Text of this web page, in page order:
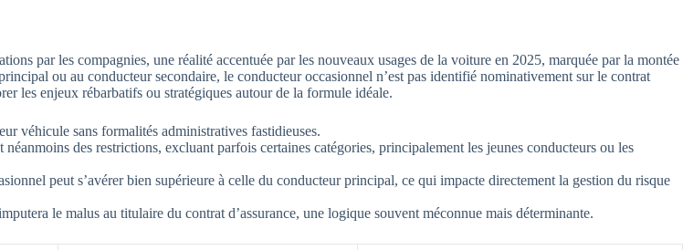
par les compagnies, une réalité accentuée par les nouveaux usages de la voiture en 2025, marquée par la montée
ou au conducteur secondaire, le conducteur occasionnel n’est pas identifié nominativement sur le contrat
les enjeux rébarbatifs ou stratégiques autour de la formule idéale.
véhicule sans formalités administratives fastidieuses.
des restrictions, excluant parfois certaines catégories, principalement les jeunes conducteurs ou les
peut s’avérer bien supérieure à celle du conducteur principal, ce qui impacte directement la gestion du risque
le malus au titulaire du contrat d’assurance, une logique souvent méconnue mais déterminante.